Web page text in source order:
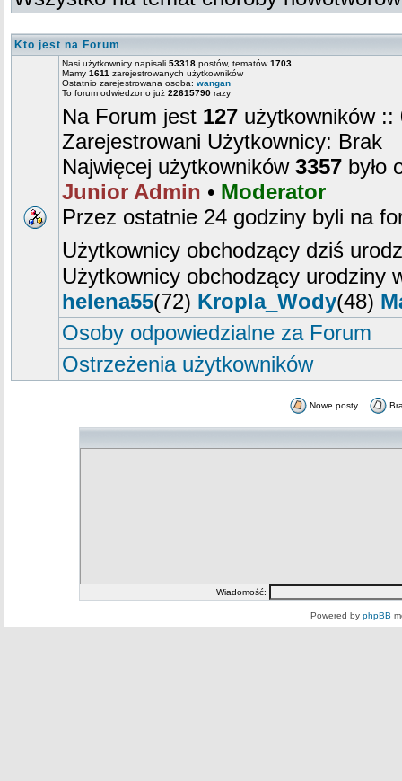
Kto jest na Forum
Nasi użytkownicy napisali 53318 postów, tematów1703
Mamy 1611 zarejestrowanych użytkowników
Ostatnio zarejestrowana osoba: wangan
To forum odwiedzono już 22615790 razy
Na Forum jest 127 użytkowników
Zarejestrowani Użytkownicy: Brak
Najwięcej użytkowników 3357 było
Junior Admin • Moderator
Przez ostatnie 24 godziny byli na
Użytkownicy obchodzący dziś
Użytkownicy obchodzący urodziny
helena55(72) Kropla_Wody(48)
Osoby odpowiedzialne za Forum
Ostrzeżenia użytkowników
Nowe posty
Wiadomość:
Powered by phpBB